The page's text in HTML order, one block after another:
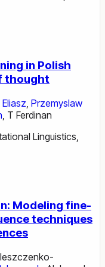
in Polish
thought
Przemyslaw
T Ferdinan
Linguistics,
Modeling fine-
techniques